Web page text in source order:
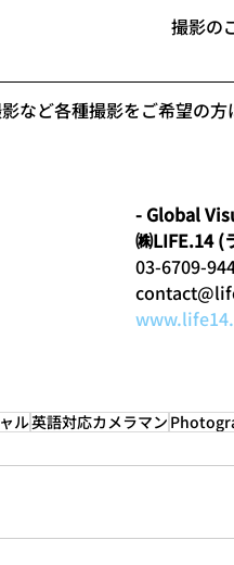
撮影の
など各種撮影をご希望の方
- Global
㈱LIFE.14 (
03-6709-
ル英語対応カメラマン